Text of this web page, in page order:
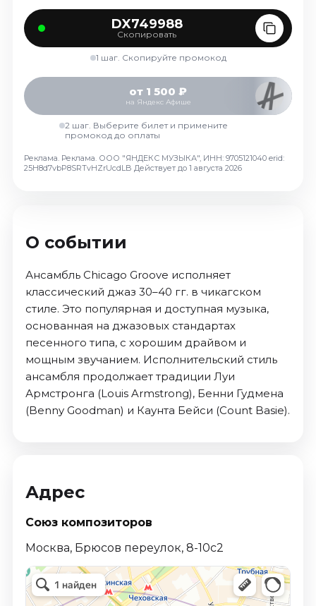
Спорт
Август 2026
События
Август 2026
Сентябрь 2026
Октябрь 2026
DX749988
Скопировать
1 шаг. Скопируйте промокод
от 1 500 ₽
на Яндекс Афише
2 шаг. Выберите билет и примените
промокод до оплаты
Реклама. Реклама. ООО "ЯНДЕКС МУЗЫКА", ИНН: 9705121040 erid:
25H8d7vbP8SRTvHZrUcdLB Действует до 1 августа 2026
О событии
Ансамбль Chicago Groove исполняет
классический джаз 30–40 гг. в чикагском
стиле. Это популярная и доступная музыка,
основанная на джазовых стандартах
песенного типа, с хорошим драйвом и
мощным звучанием. Исполнительский стиль
ансамбля продолжает традиции Луи
Армстронга (Louis Armstrong), Бенни Гудмена
(Benny Goodman) и Каунта Бейси (Count Basie).
Адрес
Союз композиторов
Москва, Брюсов переулок, 8-10с2